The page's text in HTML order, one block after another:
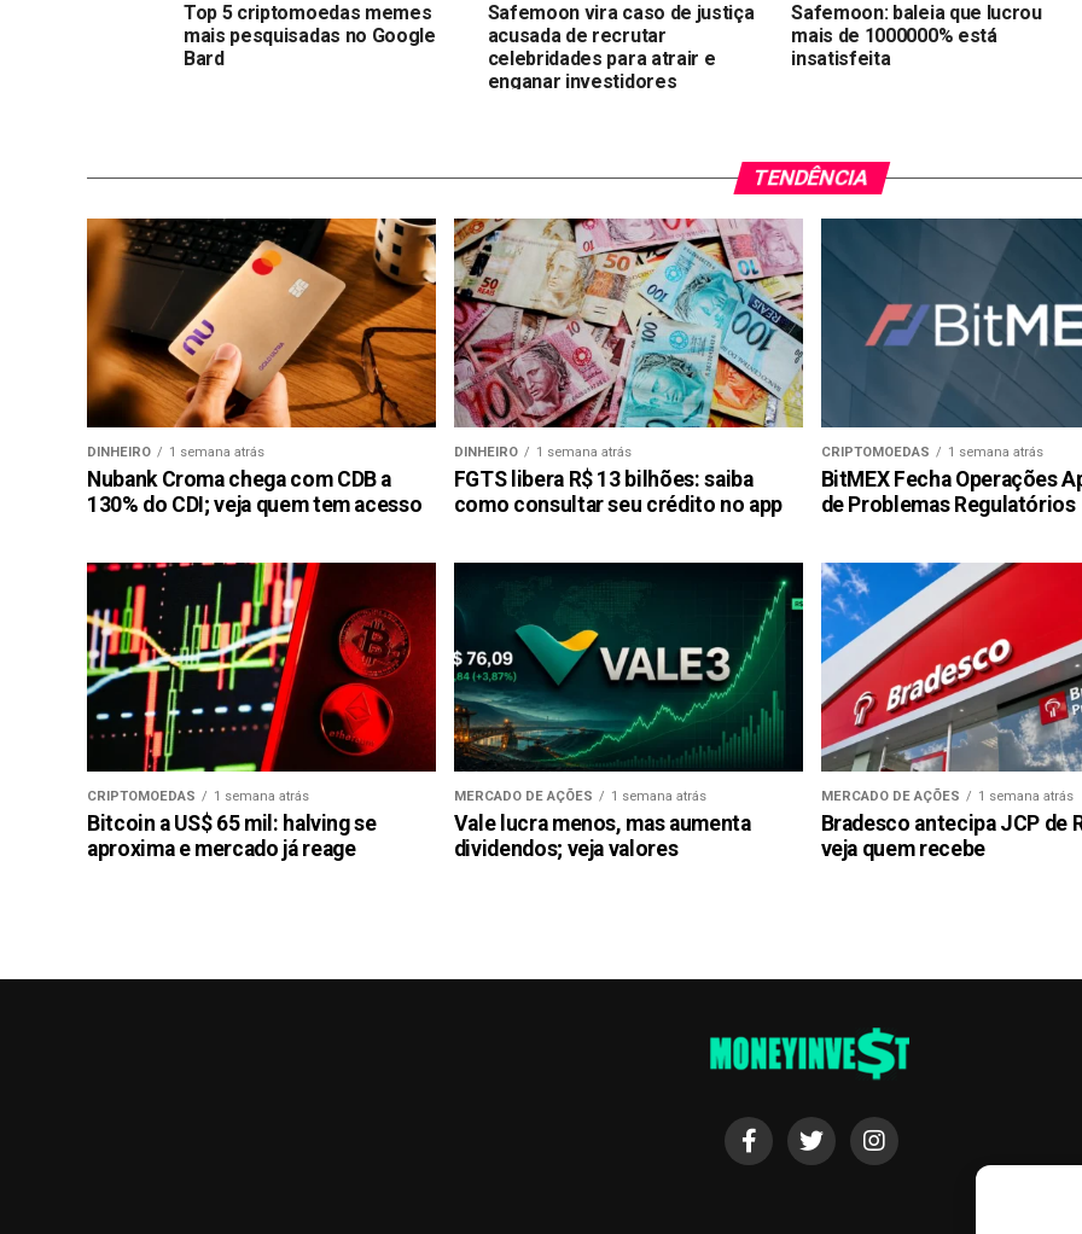
Top 5 criptomoedas memes
mais pesquisadas no Google
Bard
Safemoon vira caso de justiça
acusada de recrutar
celebridades para atrair e
enganar investidores
Safemoon: baleia que lucrou
mais de 1000000% está
insatisfeita
TENDÊNCIA
DINHEIRO 1 semana atrás
Nubank Croma chega com CDB a
130% do CDI; veja quem tem acesso
DINHEIRO 1 semana atrás
FGTS libera R$ 13 bilhões: saiba
como consultar seu crédito no app
CRIPTOMOEDAS 1 semana atrás
BitMEX Fecha Operações
de Problemas Regulatórios
CRIPTOMOEDAS 1 semana atrás
Bitcoin a US$ 65 mil: halving se
aproxima e mercado já reage
MERCADO DE AÇÕES 1 semana atrás
Vale lucra menos, mas aumenta
dividendos; veja valores
MERCADO DE AÇÕES 1 semana atrás
Bradesco antecipa JCP de
veja quem recebe